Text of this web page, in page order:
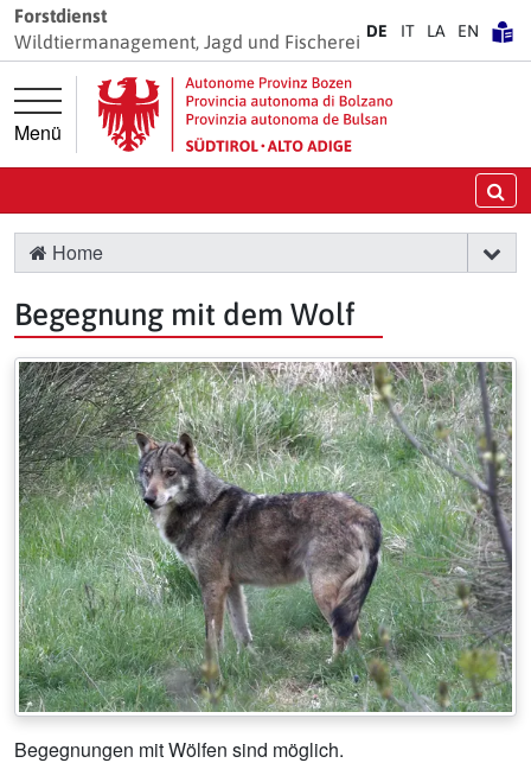
Springe direkt zur Hauptnavigation
Springe direkt zum Inhalt
Forstdienst
Wildtiermanagement, Jagd und Fischerei
DE IT LA EN
Menü
Home
Begegnung mit dem Wolf
Begegnungen mit Wölfen sind möglich.